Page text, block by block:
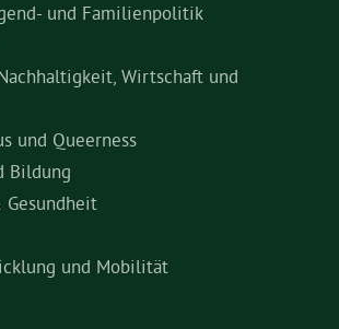
und Familienpolitik
Wirtschaft und
und Queerness
Bildung
Gesundheit
und Mobilität